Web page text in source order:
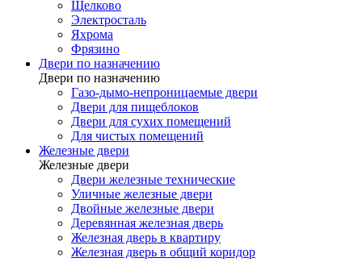
Щелково
Электросталь
Яхрома
Фрязино
Двери по назначению
Двери по назначению
Газо-дымо-непроницаемые двери
Двери для пищеблоков
Двери для сухих помещений
Для чистых помещений
Железные двери
Железные двери
Двери железные технические
Уличные железные двери
Двойные железные двери
Деревянная железная дверь
Железная дверь в квартиру
Железная дверь в общий коридор